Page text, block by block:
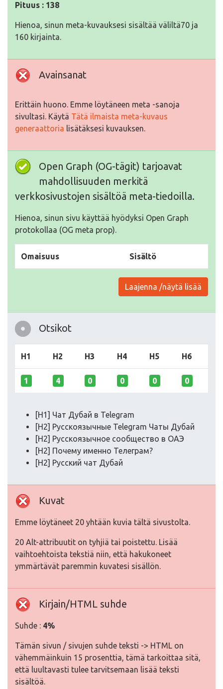
Pituus : 138
Hienoa, sinun meta-kuvauksesi sisältää väliltä70 ja
160 kirjainta.
Avainsanat
Erittäin huono. Emme löytäneen meta -sanoja
sivultasi. Käytä Tätä ilmaista meta-kuvaus
generaattoria lisätäksesi kuvauksen.
Open Graph (OG-tägit) tarjoavat
mahdollisuuden merkitä
verkkosivustojen sisältöä meta-tiedoilla.
Hienoa, sinun sivu käyttää hyödyksi Open Graph
protokollaa (OG meta prop).
Omaisuus Sisältö
Laajenna /näytä lisää
Otsikot
H1 H2 H3 H4 H5 H6
1 4 0 0 0 0
[H1] Чат Дубай в Telegram
[H2] Русскоязычные Telegram Чаты Дубай
[H2] Русскоязычное сообщество в ОАЭ
[H2] Почему именно Телеграм?
[H2] Русский чат Дубай
Kuvat
Emme löytäneet 20 yhtään kuvia tältä sivustolta.
20 Alt-attribuutit on tyhjiä tai poistettu. Lisää
vaihtoehtoista tekstiä niin, että hakukoneet
ymmärtävät paremmin kuvatesi sisällön.
Kirjain/HTML suhde
Suhde : 4%
Tämän sivun / sivujen suhde teksti -> HTML on
vähemmäinkuin 15 prosenttia, tämä tarkoittaa sitä,
että luultavasti tulee tarvitsemaan lisää teksti
sisältöä.